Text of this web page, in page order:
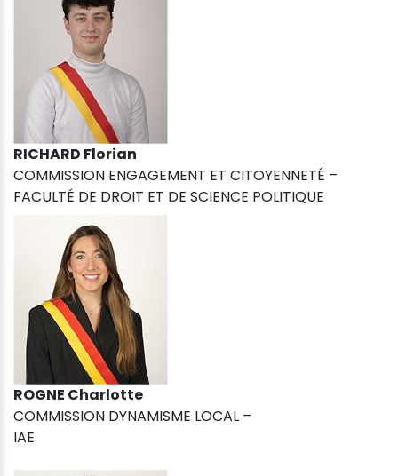
RICHARD Florian
COMMISSION ENGAGEMENT ET CITOYENNETÉ –
FACULTÉ DE DROIT ET DE SCIENCE POLITIQUE
ROGNE Charlotte
COMMISSION DYNAMISME LOCAL –
IAE